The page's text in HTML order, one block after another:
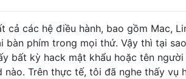
các hệ điều hành, bao gồm Mac,
bàn phím trong mọi thứ. Vậy thì tại
bất kỳ hack mật khẩu hoặc tên người
Trên thực tế, tôi đã nghe thấy vụ